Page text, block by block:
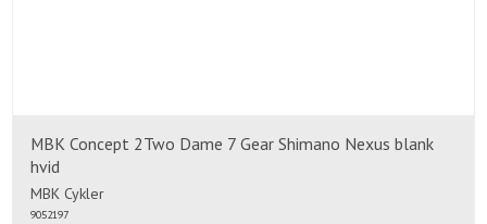
MBK Concept 2Two Dame 7 Gear Shimano Nexus blank
hvid
MBK Cykler
9052197